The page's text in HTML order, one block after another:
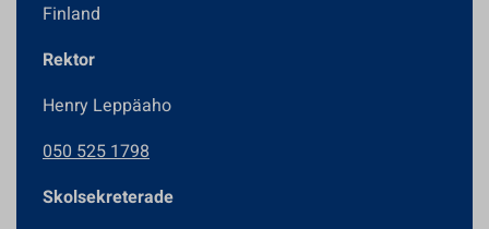
Finland
Rektor
Henry Leppäaho
050 525 1798
Skolsekreterade